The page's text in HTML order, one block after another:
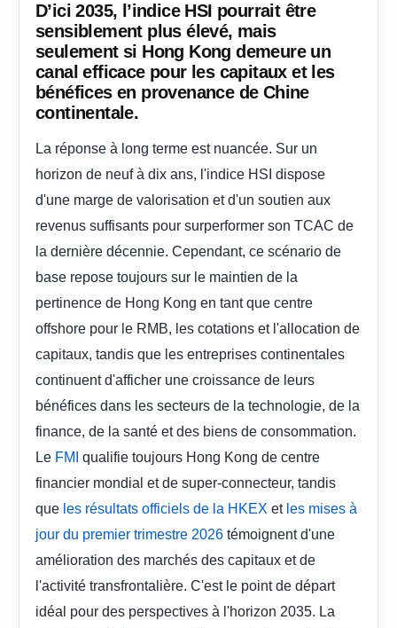
D’ici 2035, l’indice HSI pourrait être
sensiblement plus élevé, mais
seulement si Hong Kong demeure un
canal efficace pour les capitaux et les
bénéfices en provenance de Chine
continentale.
La réponse à long terme est nuancée. Sur un
horizon de neuf à dix ans, l'indice HSI dispose
d'une marge de valorisation et d'un soutien aux
revenus suffisants pour surperformer son TCAC de
la dernière décennie. Cependant, ce scénario de
base repose toujours sur le maintien de la
pertinence de Hong Kong en tant que centre
offshore pour le RMB, les cotations et l'allocation de
capitaux, tandis que les entreprises continentales
continuent d'afficher une croissance de leurs
bénéfices dans les secteurs de la technologie, de la
finance, de la santé et des biens de consommation.
Le FMI qualifie toujours Hong Kong de centre
financier mondial et de super-connecteur, tandis
que les résultats officiels de la HKEX et les mises à
jour du premier trimestre 2026 témoignent d'une
amélioration des marchés des capitaux et de
l'activité transfrontalière. C'est le point de départ
idéal pour des perspectives à l'horizon 2035. La